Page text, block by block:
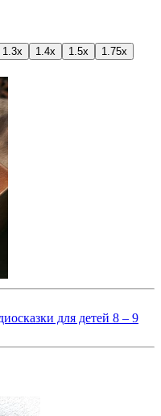
1.3x 1.4x 1.5x
1.75x
для детей 8 – 9